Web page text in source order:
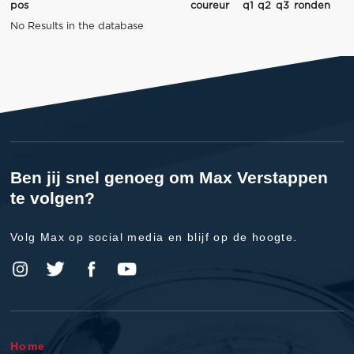
pos coureur q1 q2 q3 ronden
No Results in the database
Ben jij snel genoeg om Max Verstappen
te volgen?
Volg Max op social media en blijf op de hoogte.
Home